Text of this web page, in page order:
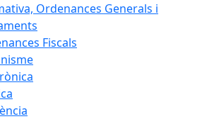
Ordenances Generals i
Fiscals